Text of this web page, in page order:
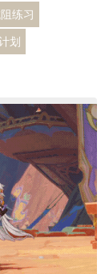
练习
划